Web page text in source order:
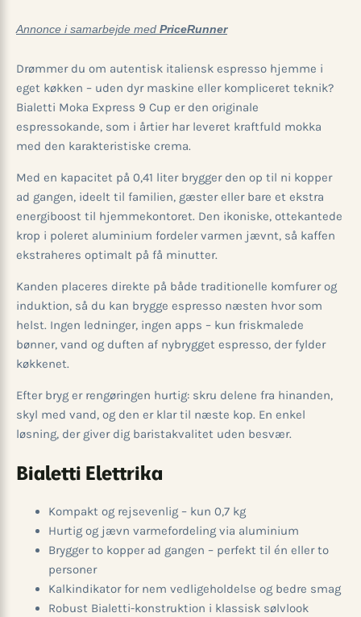
Annonce i samarbejde med PriceRunner
Drømmer du om autentisk italiensk espresso hjemme i
eget køkken – uden dyr maskine eller kompliceret teknik?
Bialetti Moka Express 9 Cup er den originale
espressokande, som i årtier har leveret kraftfuld mokka
med den karakteristiske crema.
Med en kapacitet på 0,41 liter brygger den op til ni kopper
ad gangen, ideelt til familien, gæster eller bare et ekstra
energiboost til hjemmekontoret. Den ikoniske, ottekantede
krop i poleret aluminium fordeler varmen jævnt, så kaffen
ekstraheres optimalt på få minutter.
Kanden placeres direkte på både traditionelle komfurer og
induktion, så du kan brygge espresso næsten hvor som
helst. Ingen ledninger, ingen apps – kun friskmalede
bønner, vand og duften af nybrygget espresso, der fylder
køkkenet.
Efter bryg er rengøringen hurtig: skru delene fra hinanden,
skyl med vand, og den er klar til næste kop. En enkel
løsning, der giver dig baristakvalitet uden besvær.
Bialetti Elettrika
Kompakt og rejsevenlig – kun 0,7 kg
Hurtig og jævn varmefordeling via aluminium
Brygger to kopper ad gangen – perfekt til én eller to
personer
Kalkindikator for nem vedligeholdelse og bedre smag
Robust Bialetti-konstruktion i klassisk sølvlook